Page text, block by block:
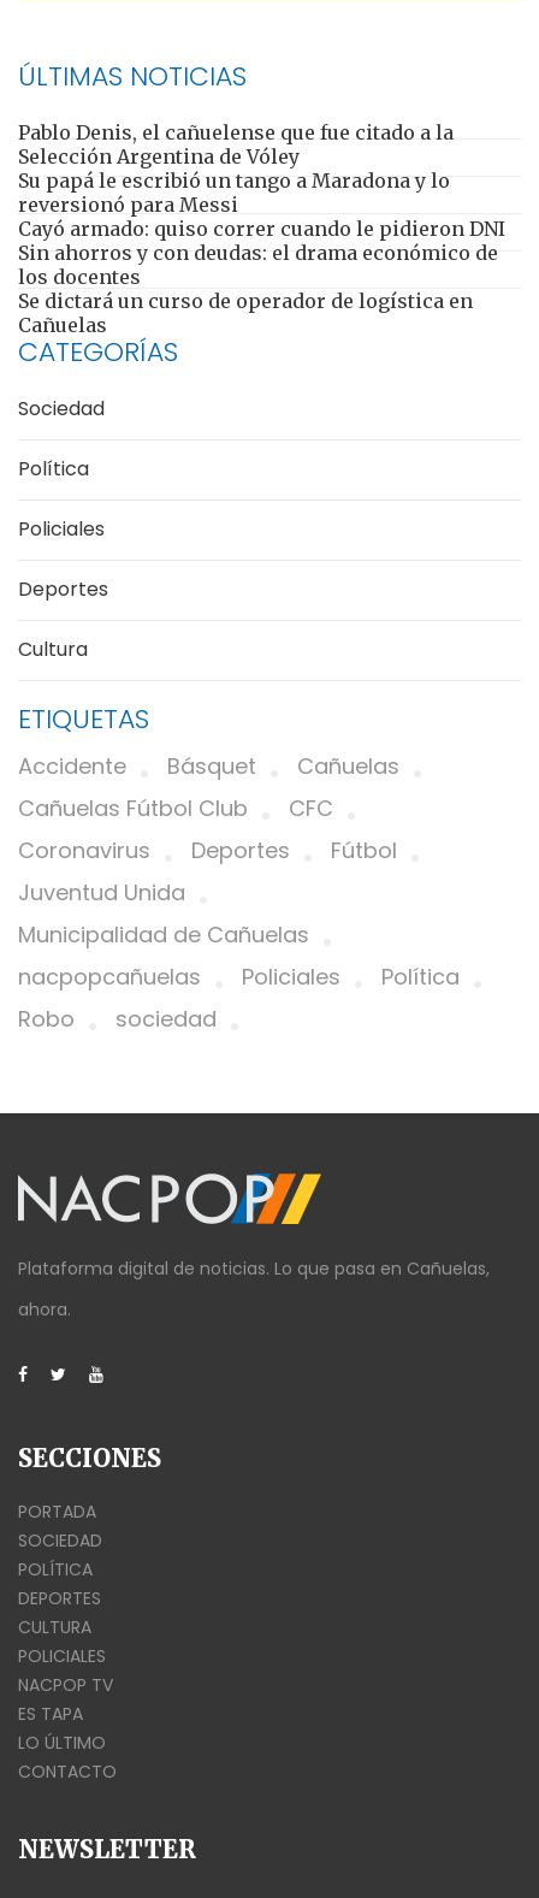
ÚLTIMAS NOTICIAS
Pablo Denis, el cañuelense que fue citado a la
Selección Argentina de Vóley
Su papá le escribió un tango a Maradona y lo
reversionó para Messi
Cayó armado: quiso correr cuando le pidieron DNI
Sin ahorros y con deudas: el drama económico de
los docentes
Se dictará un curso de operador de logística en
Cañuelas
CATEGORÍAS
Sociedad
Política
Policiales
Deportes
Cultura
ETIQUETAS
Accidente Básquet
Cañuelas
Cañuelas Fútbol Club
CFC
Coronavirus
Deportes
Fútbol
Juventud Unida
Municipalidad de Cañuelas
nacpopcañuelas
Policiales
Política
Robo
sociedad
Plataforma digital de noticias. Lo que pasa en Cañuelas,
ahora.
SECCIONES
PORTADA
SOCIEDAD
POLÍTICA
DEPORTES
CULTURA
POLICIALES
NACPOP TV
ES TAPA
LO ÚLTIMO
CONTACTO
NEWSLETTER